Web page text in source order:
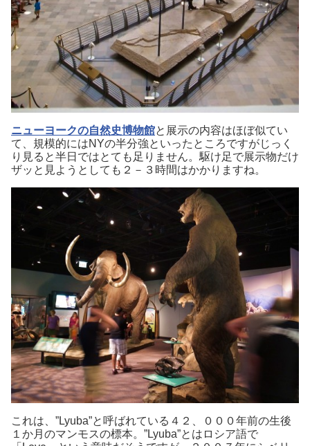
ニューヨークの自然史博物館と展示の内容はほぼ似てい
て、規模的にはNYの半分強といったところですがじっく
り見ると半日ではとても足りません。駆け足で展示物だけ
ザッと見ようとしても２－３時間はかかりますね。
これは、”Lyuba”と呼ばれている４２、０００年前の生後
１か月のマンモスの標本。”Lyuba”とはロシア語で